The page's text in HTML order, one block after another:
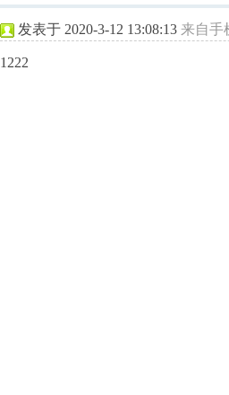
发表于 2020-3-12 13:08:13 来自手
1222